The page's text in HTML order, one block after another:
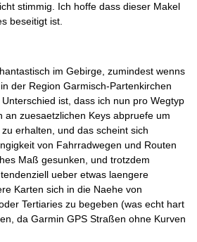
stimmig. Ich hoffe dass dieser Makel
beseitigt ist.
im Gebirge, zumindest wenns
der Region Garmisch-Partenkirchen
ist, dass ich nun pro Wegtyp
an zuesaetzlichen Keys abpruefe um
erhalten, und das scheint sich
von Fahrradwegen und Routen
Maß gesunken, und trotzdem
ueber etwas laengere
Karten sich in die Naehe von
Tertiaries zu begeben (was echt hart
da Garmin GPS Straßen ohne Kurven